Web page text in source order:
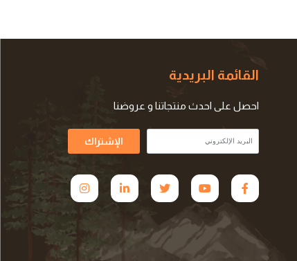
القائمة البريدية
احصل على احدث منتجاتنا و عروضنا
الإشتراك